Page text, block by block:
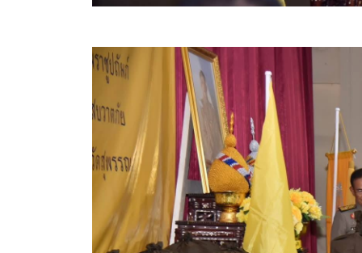
ประกาศขายทอดตลาดทรัพย์สินประจำปี
ประกาศกำหนดอายุการใช้งานของสินทรัพย์ขององ
คู่มือการปฏิบัติงานฝ่ายทะเบียนพัสดุและทรัพย์สิน
การประเมินความพึงพอใจของการดำเนินงาน อบจ.